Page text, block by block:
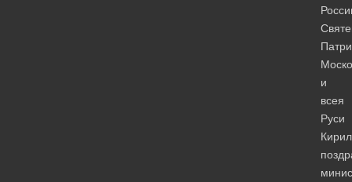
и
всея
Руси